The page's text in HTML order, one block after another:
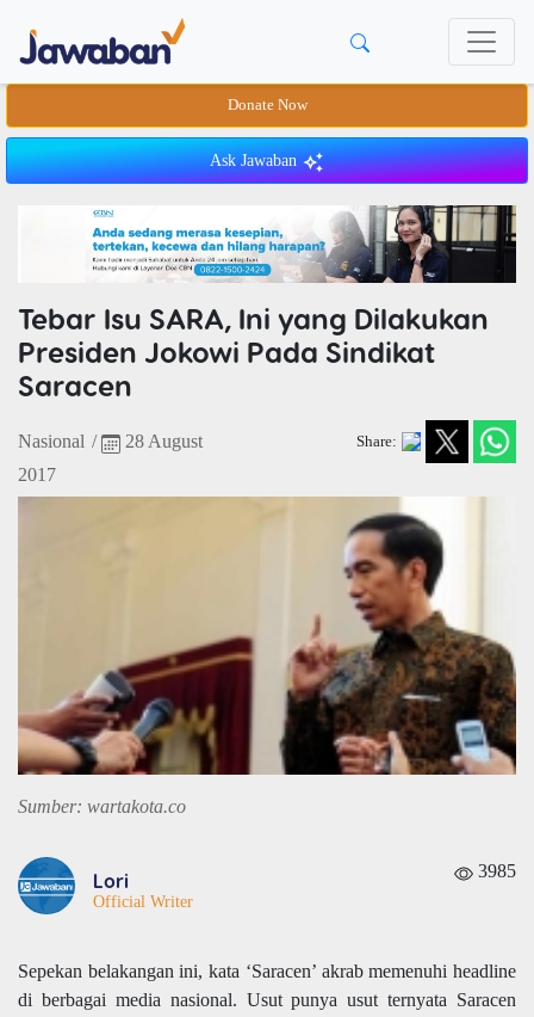
Donate Now
Ask Jawaban
Tebar Isu SARA, Ini yang Dilakukan
Presiden Jokowi Pada Sindikat
Saracen
Nasional /
28 August
2017
Share:
Sumber: wartakota.co
Lori
Official Writer
3985
Sepekan belakangan ini, kata ‘Saracen’ akrab memenuhi headline
di berbagai media nasional. Usut punya usut ternyata Saracen